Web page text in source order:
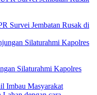
Survei Jembatan Rusak di
Silaturahmi Kapolres